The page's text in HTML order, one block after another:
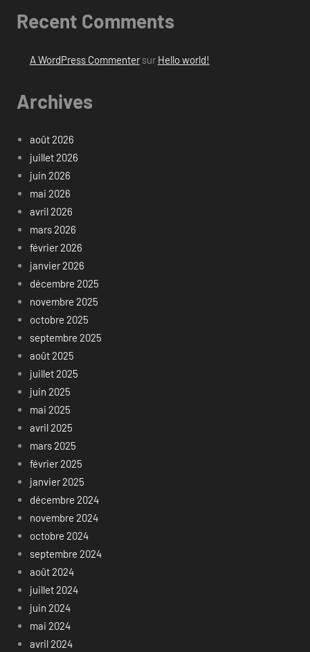
Recent Comments
A WordPress Commentersur Hello world!
Archives
août 2026
juillet 2026
juin 2026
mai 2026
avril 2026
mars 2026
février 2026
janvier 2026
décembre 2025
novembre 2025
octobre 2025
septembre 2025
août 2025
juillet 2025
juin 2025
mai 2025
avril 2025
mars 2025
février 2025
janvier 2025
décembre 2024
novembre 2024
octobre 2024
septembre 2024
août 2024
juillet 2024
juin 2024
mai 2024
avril 2024